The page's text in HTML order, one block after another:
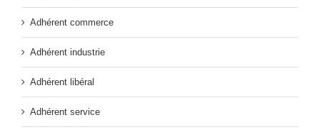
Adhérent commerce
Adhérent industrie
Adhérent libéral
Adhérent service